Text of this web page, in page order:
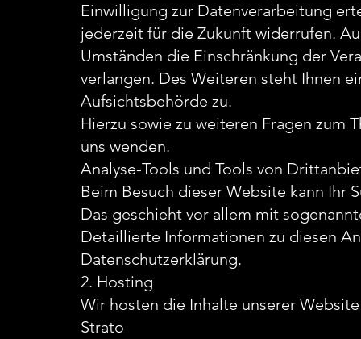
Einwilligung zur Datenverarbeitung
jederzeit für die Zukunft widerrufen.
Umständen die Einschränkung der
verlangen. Des Weiteren steht Ihnen
Aufsichtsbehörde zu.
Hierzu sowie zu weiteren Fragen zum
uns wenden.
Analyse-Tools und Tools von
Beim Besuch dieser Website kann Ihr
Das geschieht vor allem mit
Detaillierte Informationen zu diesen
Datenschutzerklärung.
2. Hosting
Wir hosten die Inhalte unserer
Strato